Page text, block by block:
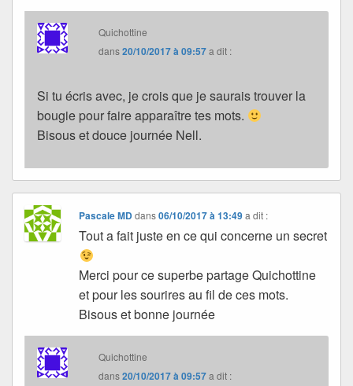
Quichottine
dans20/10/2017 à 09:57a dit :
Si tu écris avec, je crois que je saurais trouver la
bougie pour faire apparaître tes mots.
Bisous et douce journée Nell.
Pascale MDdans06/10/2017 à 13:49 a dit :
Tout a fait juste en ce qui concerne un secret
Merci pour ce superbe partage Quichottine
et pour les sourires au fil de ces mots.
Bisous et bonne journée
Quichottine
dans20/10/2017 à 09:57a dit :